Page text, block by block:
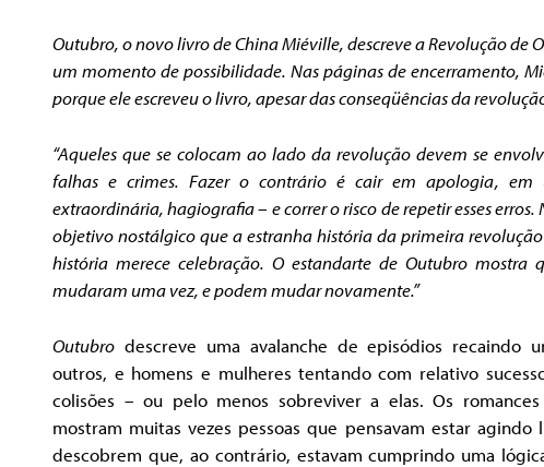
Outubro, o novo livro de China Miéville, descreve a Revolução de
um momento de possibilidade. Nas páginas de encerramento,
porque ele escreveu o livro, apesar das conseqüências da
“Aqueles que se colocam ao lado da revolução devem se
falhas e crimes. Fazer o contrário é cair em apologia, em
extraordinária, hagiografia– e correr o risco de repetir esses erros.
objetivo nostálgico que a estranha históriada primeira
história merece celebração. O estandarte de Outubro mostra
mudaram uma vez, e podem mudar novamente.”
Outubro descreve uma avalanche de episódios recaindo
outros, e homens e mulheres tentando com relativo
colisões – ou pelo menos sobreviver a elas. Os
mostram muitas vezes pessoas que pensavam estar agindo
descobrem que, ao contrário, estavam cumprindo uma